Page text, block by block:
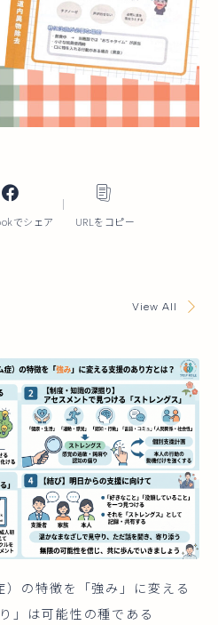
でシェア URLをコピー
View All
の特徴を「強み」に変える
」は可能性の種である